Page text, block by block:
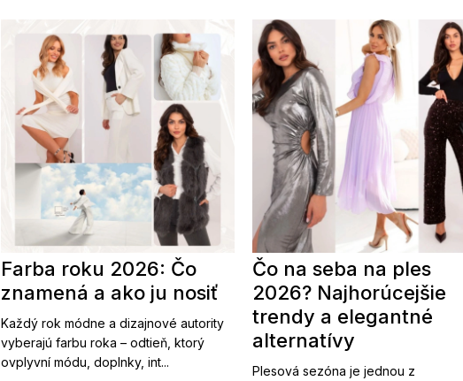
Farba roku 2026: Čo
znamená a ako ju nosiť
Každý rok módne a dizajnové autority
vyberajú farbu roka – odtieň, ktorý
ovplyvní módu, doplnky, int...
Čo na seba na ples
2026? Najhorúcejšie
trendy a elegantné
alternatívy
Plesová sezóna je jednou z